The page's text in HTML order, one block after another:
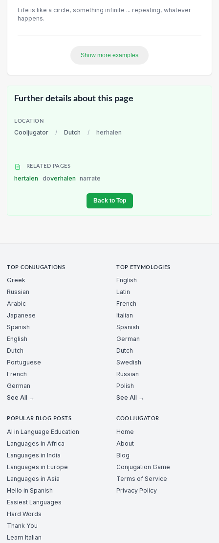
Life is like a circle, something infinite ... repeating, whatever
happens.
Show more examples
Further details about this page
LOCATION
Cooljugator / Dutch / herhalen
RELATED PAGES
hertalen doverhalen narrate
Back to Top
TOP CONJUGATIONS
Greek
Russian
Arabic
Japanese
Spanish
English
Dutch
Portuguese
French
German
See All →
TOP ETYMOLOGIES
English
Latin
French
Italian
Spanish
German
Dutch
Swedish
Russian
Polish
See All →
POPULAR BLOG POSTS
AI in Language Education
Languages in Africa
Languages in India
Languages in Europe
Languages in Asia
Hello in Spanish
Easiest Languages
Hard Words
Thank You
Learn Italian
COOLJUGATOR
Home
About
Blog
Conjugation Game
Terms of Service
Privacy Policy